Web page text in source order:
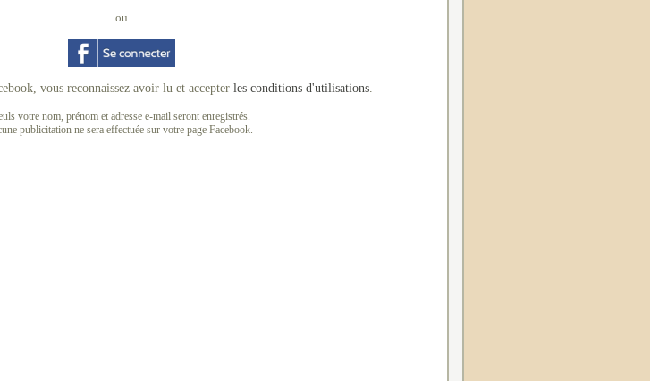
ou
vous reconnaissez avoir lu et accepter les conditions d'utilisations.
votre nom, prénom et adresse e-mail seront enregistrés.
publicitation ne sera effectuée sur votre page Facebook.